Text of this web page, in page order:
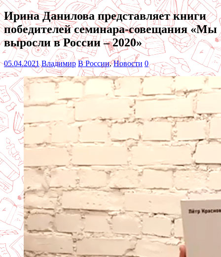
Ирина Данилова представляет книги
победителей семинара-совещания «Мы
выросли в России – 2020»
05.04.2021 Владимир В России,Новости 0